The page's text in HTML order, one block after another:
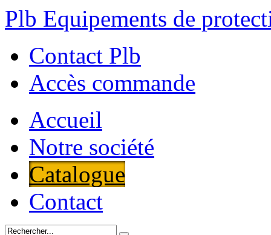
Plb Equipements de
Contact Plb
Accès commande
Accueil
Notre société
Catalogue
Contact